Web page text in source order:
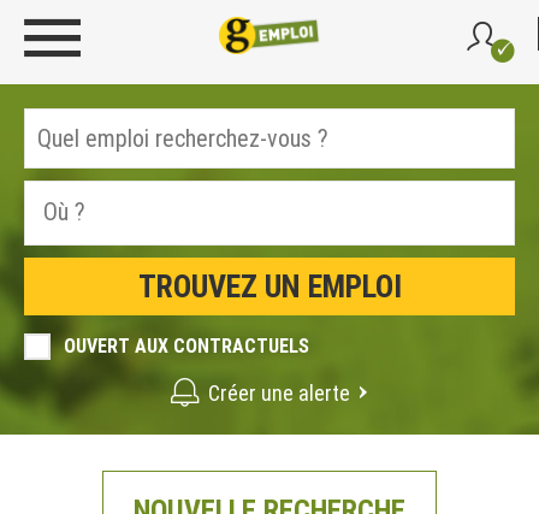
OUVERT AUX CONTRACTUELS
Créer une alerte